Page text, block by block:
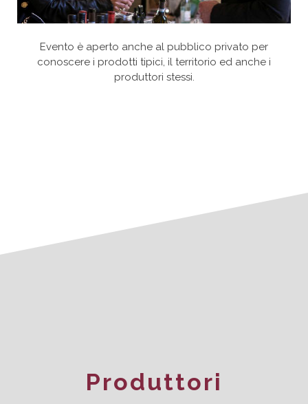
Evento è aperto anche al pubblico privato per
conoscere i prodotti tipici, il territorio ed anche i
produttori stessi.
Produttori